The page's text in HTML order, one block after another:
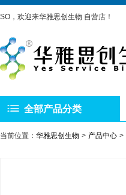
SO，欢迎来华雅思创生物 自营店！
全部产品分类
当前位置： 华雅思创生物 产品中心